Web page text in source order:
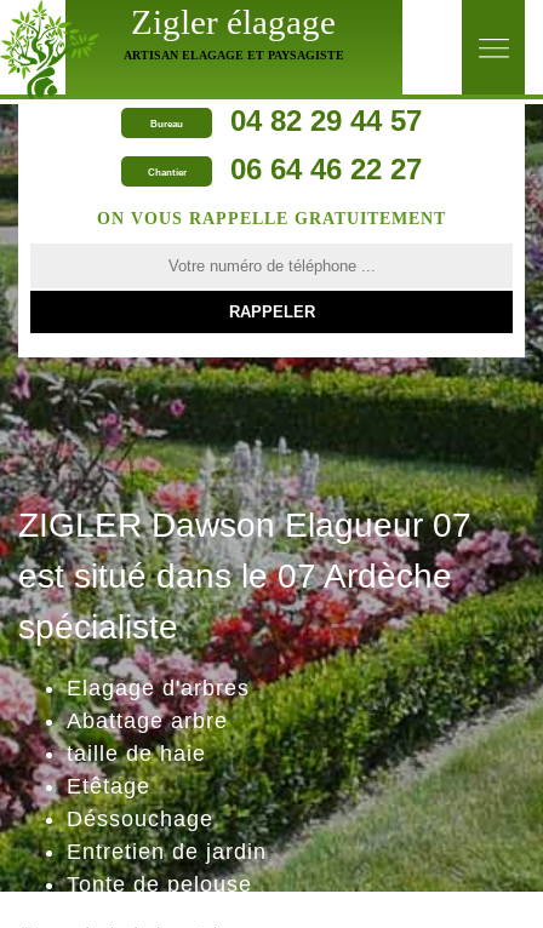
Zigler élagage
ARTISAN ELAGAGE ET PAYSAGISTE
Bureau 04 82 29 44 57
Chantier 06 64 46 22 27
ZIGLER Dawson Elagueur 07
est situé dans le 07 Ardèche
spécialiste
Elagage d'arbres
Abattage arbre
taille de haie
Etêtage
Déssouchage
Entretien de jardin
Tonte de pelouse
ON VOUS RAPPELLE GRATUITEMENT